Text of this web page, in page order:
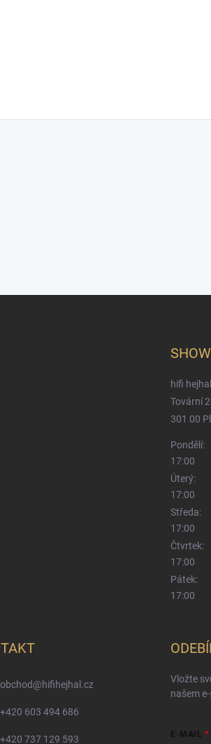
hifi
Tovární
301 00
Pondělí:
17:00
Úterý:
17:00
Středa:
17:00
Čtvrtek:
17:00
Pátek:
17:00
obchod@hifihejhal.cz
+420 603 494 686
+420 737 129 593
Vložte
našem
E-MAIL